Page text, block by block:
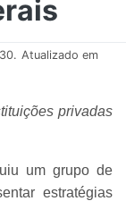
Atualizado em
privadas
um grupo de
estratégias